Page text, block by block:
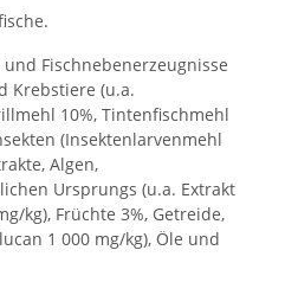
und Fischnebenerzeugnisse
Krebstiere (u.a.
10%, Tintenfischmehl
(Insektenlarvenmehl
Algen,
Ursprungs (u.a. Extrakt
kg), Früchte 3%, Getreide,
1 000 mg/kg), Öle und